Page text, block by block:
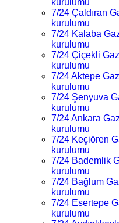
kurulumu
7/24 Çaldıran
kurulumu
7/24 Kalaba
kurulumu
7/24 Çiçekli
kurulumu
7/24 Aktepe
kurulumu
7/24 Şenyuva
kurulumu
7/24 Ankara
kurulumu
7/24 Keçiören
kurulumu
7/24 Bademlik
kurulumu
7/24 Bağlum
kurulumu
7/24 Esertepe
kurulumu